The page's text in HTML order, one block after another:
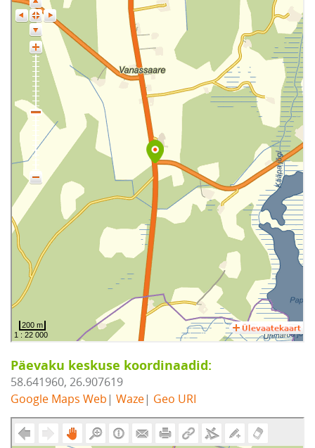
Päevaku keskuse koordinaadid:
58.641960, 26.907619
Google Maps Web | Waze| Geo URI